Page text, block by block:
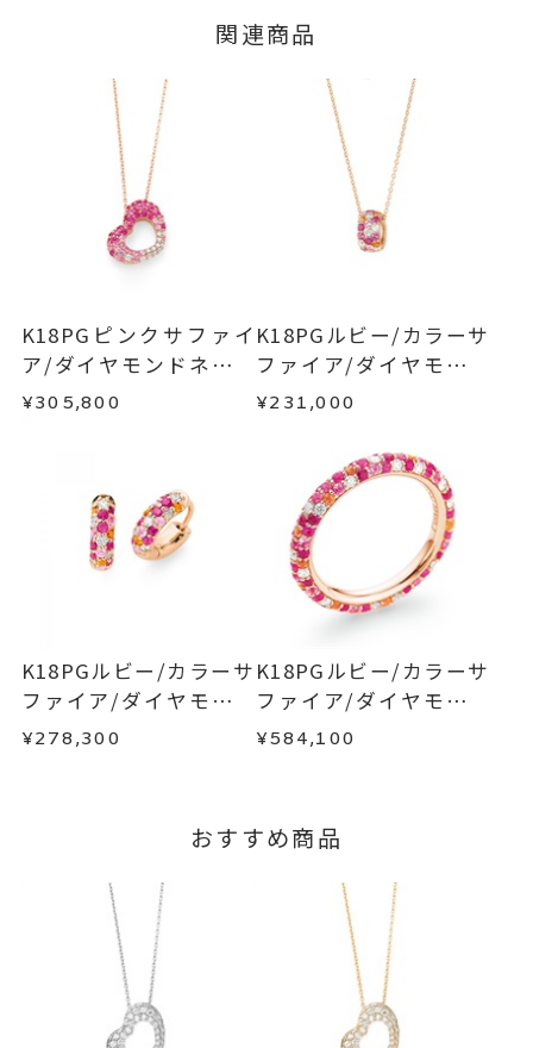
※石の色味には多少の個体差がご
リングサイズ
チェーン全長(取り外し不可) 40c
トップ 縦：約11mm 横：約13.5
カテゴリー
ネックレス 、
ダイヤモンド 、
、
パヴェ
カラーストーン
刻印サービス対象商品
※刻印をお入れする場合は、プラ
ス約14営業日ほど頂戴しておりま
5文字まで文字入れ可能。
ハートの外側側面に刻印いたしま
文字タイプA、文字タイプB、文字
タイプCよりお選びいただけま
■お届け目安が「3営業日以内に発送」の商品
例：金曜日17時までのご注文→翌週火曜日までに
発送いたします。
■お届け目安が「約1ヶ月半以内～」の商品
ご注文いただいてから在庫状況を確認いたしま
・在庫のご用意ができる場合： 約1週間～1ヶ月以
内を目安に発送いたします。
・受注生産となる場合： 商品ページに記載のある
目安日数を頂戴し、一から製作いたします。
※お急ぎの方はご注文前にお問い合わせくださ
い。事前に現在の納期状況を確認いたします。
お届け予定日はご注文から2営業日以内にメールに
ージの購入履歴一覧よりご注文状況をご確認いた
ご注文状況が「注文済み」の場合に限り、キャ
ンセルを承ります。
メンバーシップ未登録のお客さまは、お問い合
わせフォームよりご連絡ください。
返品・交換以下の場合、商品の返品・交換・返金
は承りかねます。
・受注生産の商品
・お客さまのお手元で傷や汚れが発生した商品
・到着後ご連絡無く7日以上経過した商品
・刻印をお入れした商品
・過度な交換・返品を繰り返している場合
商品の品質には万全を期しておりますが、万が一
不良品の場合、またはご注文のお品と異なる場合
は、早急に商品を交換させていただきます。
お手数ですが商品到着後7日間以内に、お電話また
はお問い合わせフォームよりご連絡ください。
この場合の返送料は弊社にて負担いたしますの
で、着払いにてご返送ください。
詳細はこちら
関連商品
K18PGピンクサファイ
ア/ダイヤモンドネック
レス
¥305,800
K18PGルビー/カラーサ
ファイア/ダイヤモンド
ネックレス
¥231,000
K18PGルビー/カラーサ
ファイア/ダイヤモンド
ピアス
¥278,300
K18PGルビー/カラーサ
ファイア/ダイヤモンド
リング
¥584,100
おすすめ商品